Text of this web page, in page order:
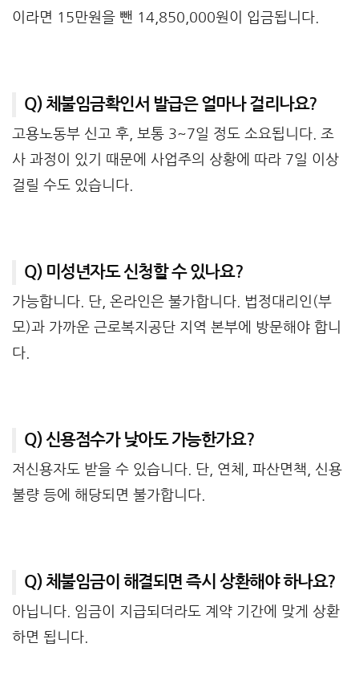
이라면 15만원을 뺀 14,850,000원이 입금됩니다.
Q) 체불임금확인서 발급은 얼마나 걸리나요?
고용노동부 신고 후, 보통 3~7일 정도 소요됩니다. 조
사 과정이 있기 때문에 사업주의 상황에 따라 7일 이상
걸릴 수도 있습니다.
Q) 미성년자도 신청할 수 있나요?
가능합니다. 단, 온라인은 불가합니다. 법정대리인(부
모)과 가까운 근로복지공단 지역 본부에 방문해야 합니
다.
Q) 신용점수가 낮아도 가능한가요?
저신용자도 받을 수 있습니다. 단, 연체, 파산면책, 신용
불량 등에 해당되면 불가합니다.
Q) 체불임금이 해결되면 즉시 상환해야 하나요?
아닙니다. 임금이 지급되더라도 계약 기간에 맞게 상환
하면 됩니다.